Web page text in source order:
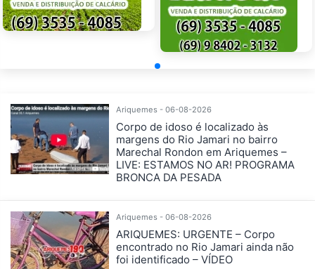
Ariquemes - 06-08-2026
Corpo de idoso é localizado às
margens do Rio Jamari no bairro
Marechal Rondon em Ariquemes –
LIVE: ESTAMOS NO AR! PROGRAMA
BRONCA DA PESADA
Ariquemes - 06-08-2026
ARIQUEMES: URGENTE – Corpo
encontrado no Rio Jamari ainda não
foi identificado – VÍDEO